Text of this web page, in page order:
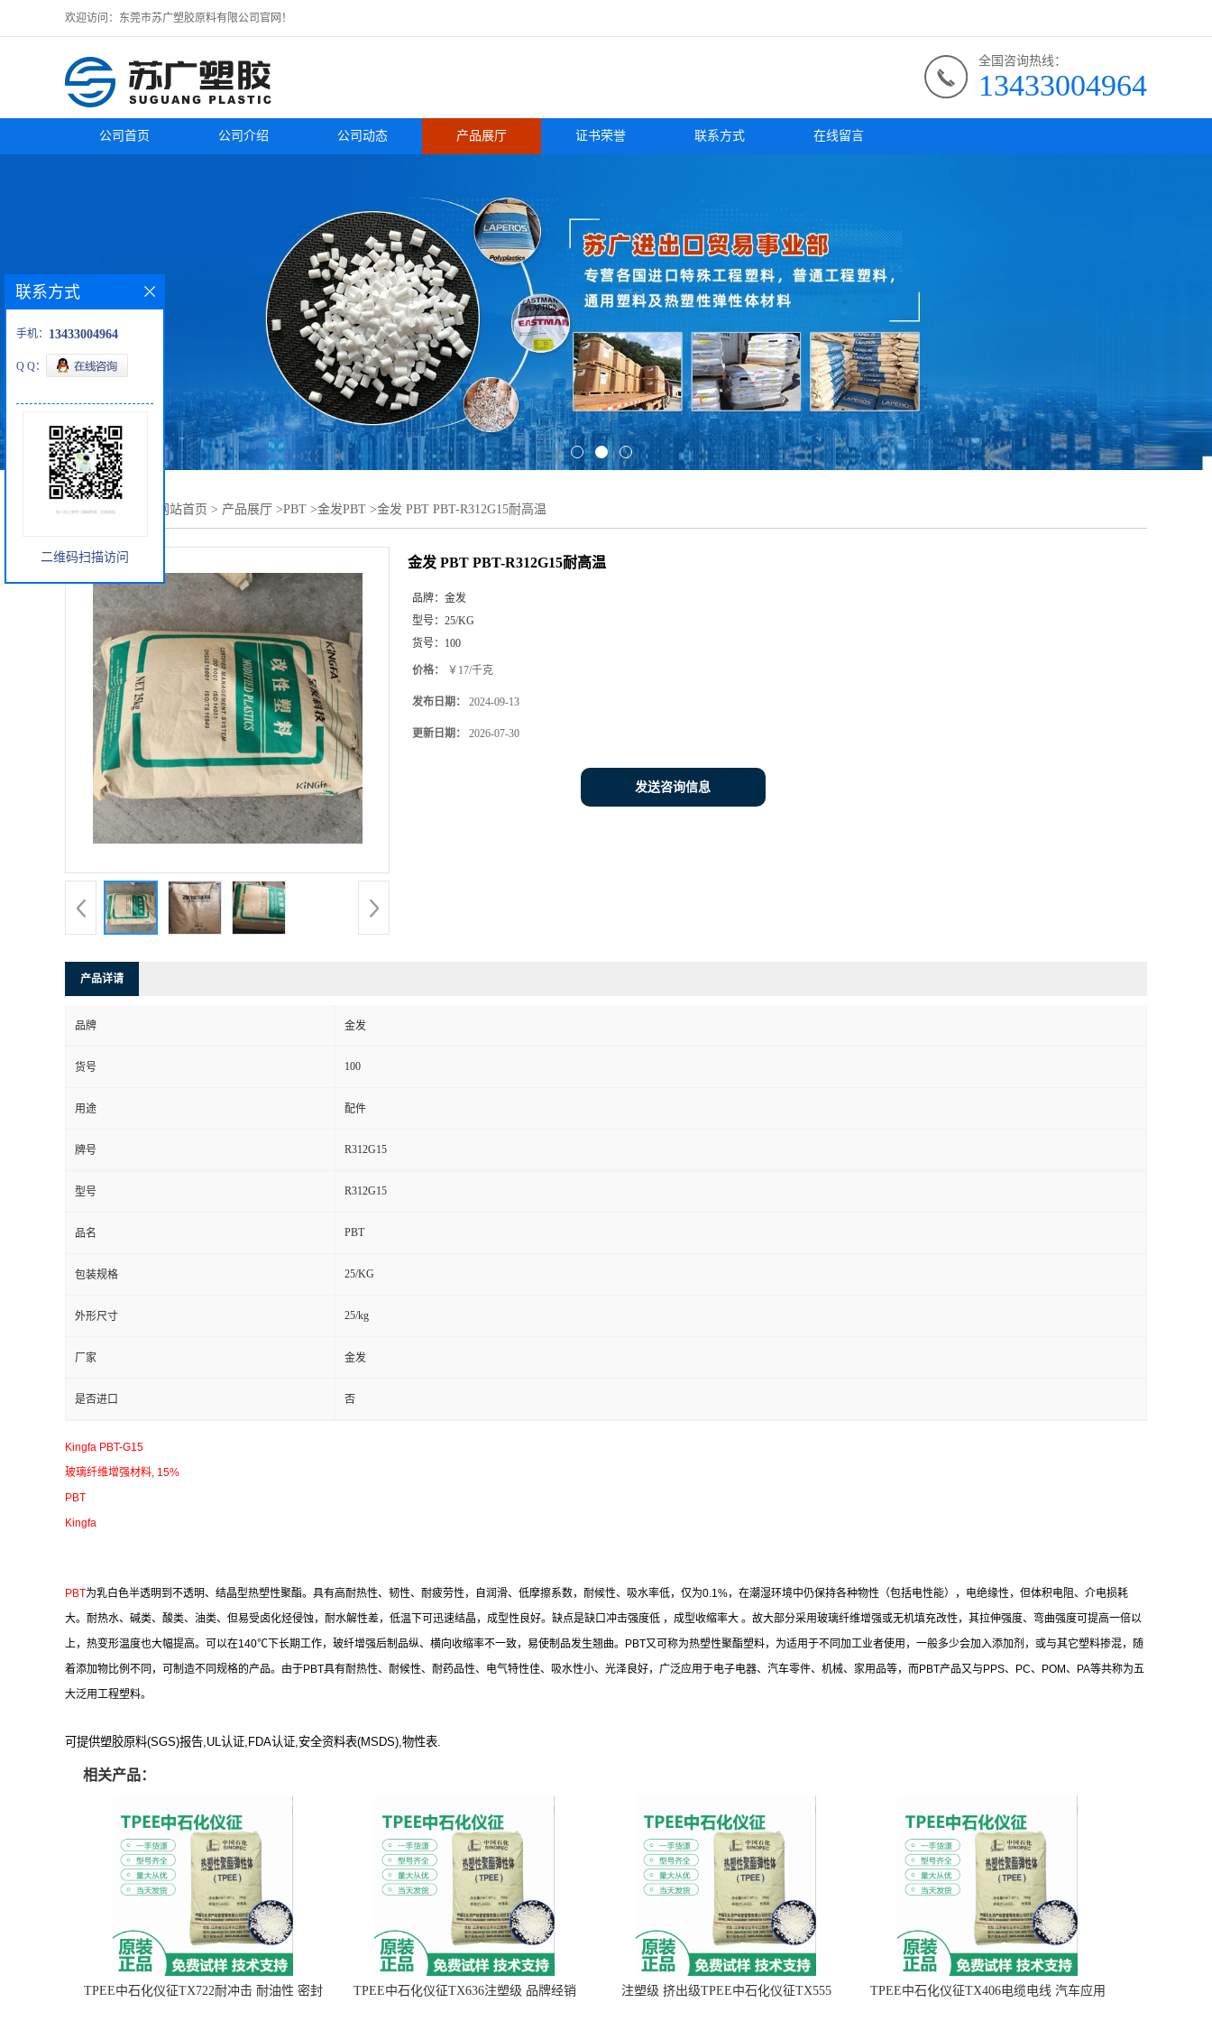
欢迎访问：东莞市苏广塑胶原料有限公司官网！
全国咨询热线：
13433004964
公司首页 公司介绍 公司动态 产品展厅 证书荣誉 联系方式 在线留言
您当前的位置： 网站首页 > 产品展厅 >PBT >金发PBT >金发 PBT PBT-R312G15耐高温
金发 PBT PBT-R312G15耐高温
品牌： 金发
型号： 25/KG
货号： 100
价格： ￥17/千克
发布日期： 2024-09-13
更新日期： 2026-07-30
发送咨询信息
产品详请
品牌 金发
货号 100
用途 配件
牌号 R312G15
型号 R312G15
品名 PBT
包装规格 25/KG
外形尺寸 25/kg
厂家 金发
是否进口 否
Kingfa PBT-G15
玻璃纤维增强材料, 15%
PBT
Kingfa
PBT为乳白色半透明到不透明、结晶型热塑性聚酯。具有高耐热性、韧性、耐疲劳性，自润滑、低摩擦系数，耐候性、吸水率低，仅为0.1%，在潮湿环境中仍保持各种物性（包括电性能），电绝缘性，但体积电阻、介电损耗
大。耐热水、碱类、酸类、油类、但易受卤化烃侵蚀，耐水解性差，低温下可迅速结晶，成型性良好。缺点是缺口冲击强度低 ，成型收缩率大 。故大部分采用玻璃纤维增强或无机填充改性，其拉伸强度、弯曲强度可提高一倍以
上，热变形温度也大幅提高。可以在140℃下长期工作，玻纤增强后制品纵、横向收缩率不一致，易使制品发生翘曲。PBT又可称为热塑性聚酯塑料，为适用于不同加工业者使用，一般多少会加入添加剂，或与其它塑料掺混，随
着添加物比例不同，可制造不同规格的产品。由于PBT具有耐热性、耐候性、耐药品性、电气特性佳、吸水性小、光泽良好，广泛应用于电子电器、汽车零件、机械、家用品等，而PBT产品又与PPS、PC、POM、PA等共称为五
大泛用工程塑料。
可提供塑胶原料(SGS)报告,UL认证,FDA认证,安全资料表(MSDS),物性表.
相关产品：
TPEE中石化仪征TX722耐冲击 耐油性 密封
TPEE中石化仪征TX636注塑级 品牌经销 注塑级 挤出级TPEE中石化仪征TX555 TPEE中石化仪征TX406电缆电线 汽车应用
联系方式
手机： 13433004964
Q Q：
二维码扫描访问